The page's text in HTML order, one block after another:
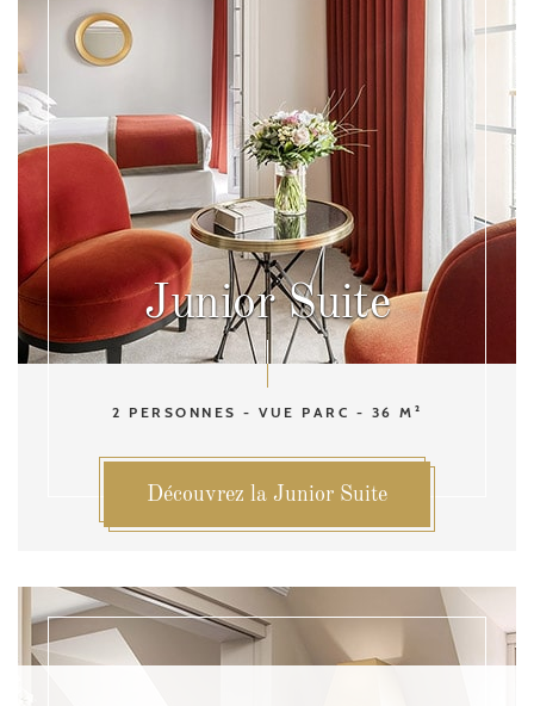
Junior Suite
2 PERSONNES - VUE PARC - 36 M²
Découvrez la Junior Suite